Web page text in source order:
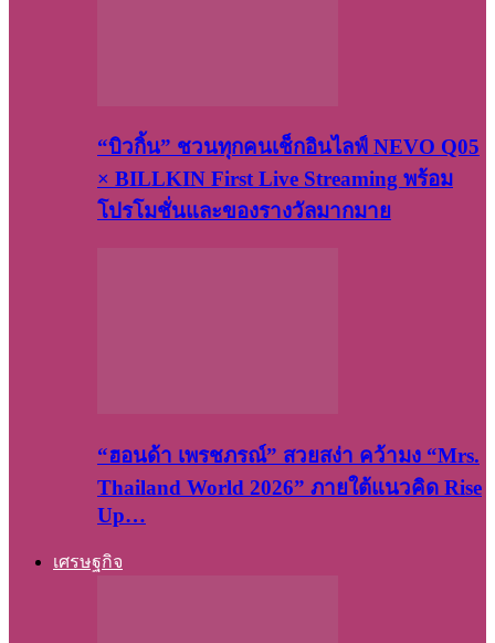
“บิวกิ้น” ชวนทุกคนเช็กอินไลฟ์ NEVO Q05
× BILLKIN First Live Streaming พร้อม
โปรโมชั่นและของรางวัลมากมาย
“ฮอนด้า เพรชภรณ์” สวยสง่า คว้ามง “Mrs.
Thailand World 2026” ภายใต้แนวคิด Rise
Up…
เศรษฐกิจ